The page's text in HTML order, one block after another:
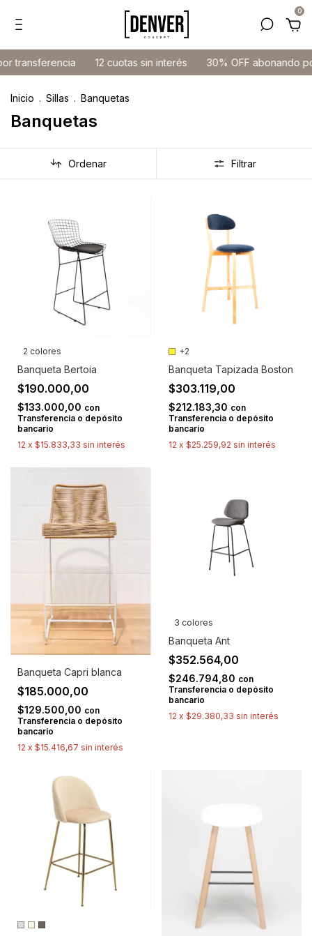
0
12 cuotas sin interés 30% OFF abonando por
Inicio . Sillas . Banquetas
Banquetas
Ordenar Filtrar
2 colores
Banqueta Bertoia
$190.000,00
$133.000,00 con
Transferencia o depósito
bancario
12 x $15.833,33 sin interés
+2
Banqueta Tapizada Boston
$303.119,00
$212.183,30 con
Transferencia o depósito
bancario
12 x $25.259,92 sin interés
Banqueta Capri blanca
$185.000,00
$129.500,00 con
Transferencia o depósito
bancario
12 x $15.416,67 sin interés
3 colores
Banqueta Ant
$352.564,00
$246.794,80 con
Transferencia o depósito
bancario
12 x $29.380,33 sin interés